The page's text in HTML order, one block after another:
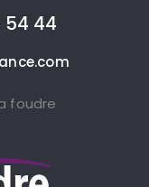
54 44
foudre